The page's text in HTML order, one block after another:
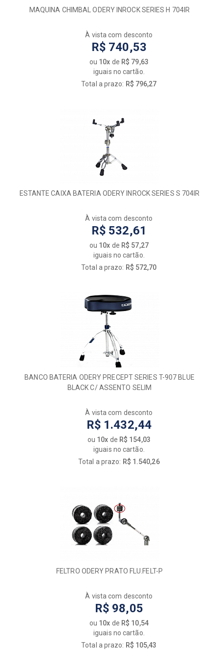
MAQUINA CHIMBAL ODERY INROCK SERIES H 704IR
À vista com desconto
R$ 740,53
ou 10x de R$ 79,63
iguais no cartão.
Total a prazo: R$ 796,27
ESTANTE CAIXA BATERIA ODERY INROCK SERIES S 704IR
À vista com desconto
R$ 532,61
ou 10x de R$ 57,27
iguais no cartão.
Total a prazo: R$ 572,70
BANCO BATERIA ODERY PRECEPT SERIES T-907 BLUE
BLACK C/ ASSENTO SELIM
À vista com desconto
R$ 1.432,44
ou 10x de R$ 154,03
iguais no cartão.
Total a prazo: R$ 1.540,26
FELTRO ODERY PRATO FLU.FELT-P
À vista com desconto
R$ 98,05
ou 10x de R$ 10,54
iguais no cartão.
Total a prazo: R$ 105,43